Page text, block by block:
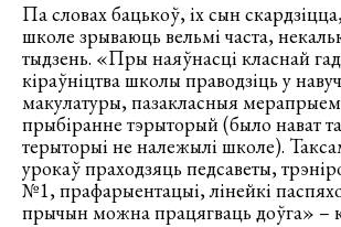
Па словах бацькоў, іх сын
школе зрываюць вельмі часта,
тыдзень. «Пры наяўнасці класнай
кіраўніцтва школы праводзіць у
макулатуры, пазакласныя
прыбіранне тэрыторый (было нават
терыторыі не належылі школе).
урокаў праходзяць педсаветы,
№1, прафарыентацыі, лінейкі
прычын можна працягваць доўга» –